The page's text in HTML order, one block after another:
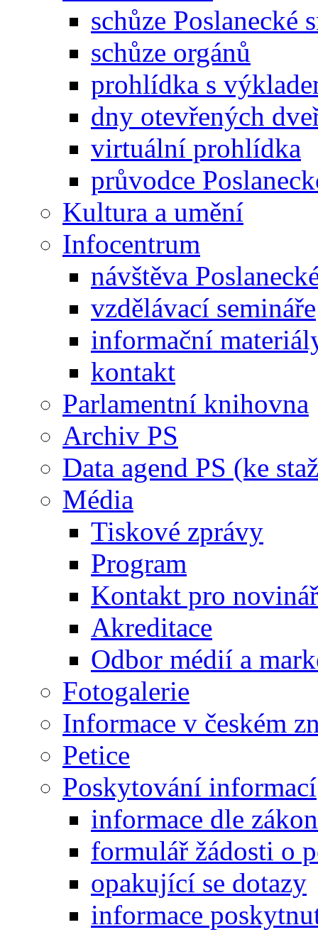
schůze Poslanecké
schůze orgánů
prohlídka s
dny otevřených
virtuální prohlídka
průvodce
Kultura a umění
Infocentrum
návštěva
vzdělávací semináře
informační
kontakt
Parlamentní knihovna
Archiv PS
Data agend PS (ke
Média
Tiskové zprávy
Program
Kontakt pro
Akreditace
Odbor médií a
Fotogalerie
Informace v českém
Petice
Poskytování informací
informace dle
formulář žádosti o
opakující se dotazy
informace